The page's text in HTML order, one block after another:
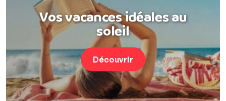
Vos vacances idéales au
soleil
Découvrir